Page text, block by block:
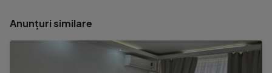
Anunțuri similare